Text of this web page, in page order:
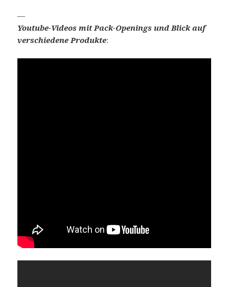
—
Youtube-Videos mit Pack-Openings und Blick auf
verschiedene Produkte: